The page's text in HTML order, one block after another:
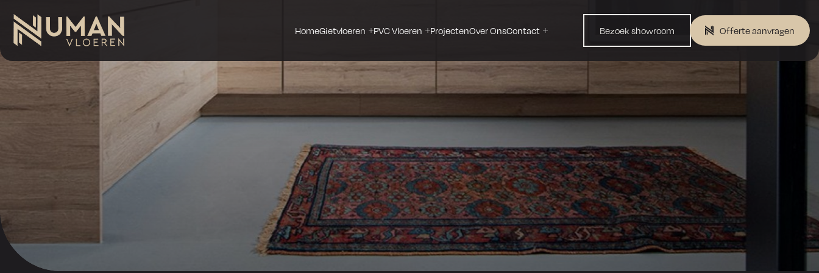
HomeGietvloeren PVC Vloeren ProjectenOver OnsContact Bezoek showroom Offerte aanvragen